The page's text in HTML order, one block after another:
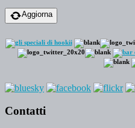
Aggiorna
Contatti